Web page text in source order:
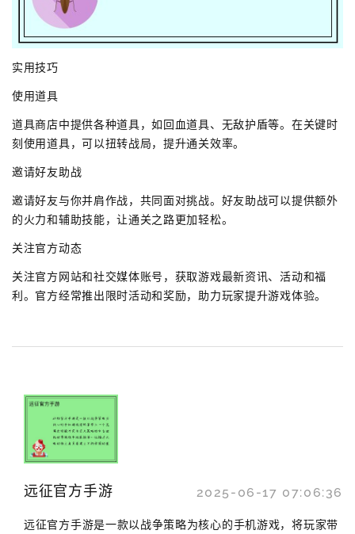
实用技巧
使用道具
道具商店中提供各种道具，如回血道具、无敌护盾等。在关键时
刻使用道具，可以扭转战局，提升通关效率。
邀请好友助战
邀请好友与你并肩作战，共同面对挑战。好友助战可以提供额外
的火力和辅助技能，让通关之路更加轻松。
关注官方动态
关注官方网站和社交媒体账号，获取游戏最新资讯、活动和福
利。官方经常推出限时活动和奖励，助力玩家提升游戏体验。
远征官方手游 2025-06-17 07:06:36
远征官方手游是一款以战争策略为核心的手机游戏，将玩家带